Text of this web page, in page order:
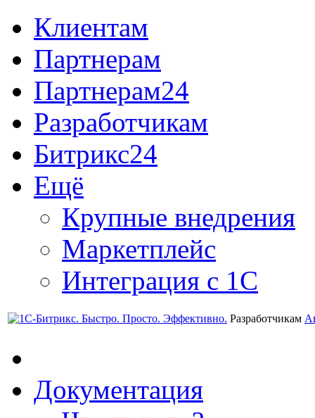
Клиентам
Партнерам
Партнерам24
Разработчикам
Битрикс24
Ещё
Крупные внедрения
Маркетплейс
Интеграция с 1С
Разработчикам
Документация